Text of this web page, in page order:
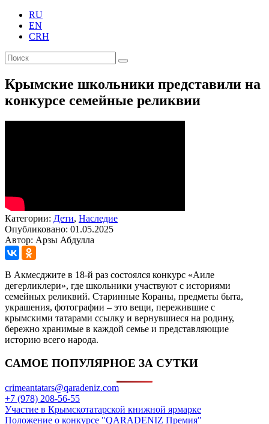
RU
EN
CRH
Крымские школьники представили на
конкурсе семейные реликвии
Категории: Дети, Наследие
Опубликовано: 01.05.2025
Автор: Арзы Абдулла
В Акмесджите в 18-й раз состоялся конкурс «Аиле
дегерликлери», где школьники участвуют с историями
семейных реликвий. Старинные Кораны, предметы быта,
украшения, фотографии – это вещи, пережившие с
крымскими татарами ссылку и вернувшиеся на родину,
бережно хранимые в каждой семье и представляющие
историю всего народа.
САМОЕ ПОПУЛЯРНОЕ ЗА СУТКИ
crimeantatars@qaradeniz.com
+7 (978) 208-56-55
Участие в Крымскотатарской книжной ярмарке
Положение о конкурсе "QARADENIZ Премия"